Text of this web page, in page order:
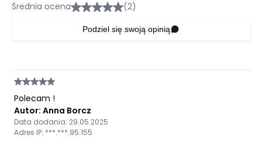
Średnia ocena (2)
Podziel się swoją opinią
Polecam !
Autor: Anna Borcz
Data dodania: 29.05.2025
Adres IP: ***.***.95.155